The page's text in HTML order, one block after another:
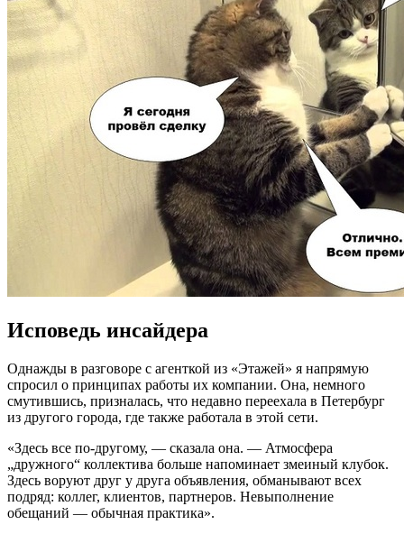
Исповедь инсайдера
Однажды в разговоре с агенткой из «Этажей» я напрямую
спросил о принципах работы их компании. Она, немного
смутившись, призналась, что недавно переехала в Петербург
из другого города, где также работала в этой сети.
«Здесь все по-другому, — сказала она. — Атмосфера
„дружного“ коллектива больше напоминает змеиный клубок.
Здесь воруют друг у друга объявления, обманывают всех
подряд: коллег, клиентов, партнеров. Невыполнение
обещаний — обычная практика».